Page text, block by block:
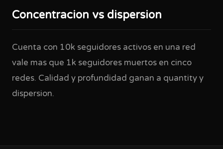
Concentracion vs dispersion
Cuenta con 10k seguidores activos en una red
vale mas que 1k seguidores muertos en cinco
redes. Calidad y profundidad ganan a quantity y
dispersion.